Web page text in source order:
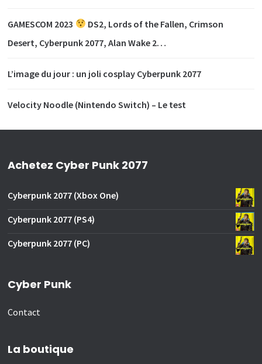
GAMESCOM 2023
DS2, Lords of the Fallen, Crimson
Desert, Cyberpunk 2077, Alan Wake 2…
L’image du jour : un joli cosplay Cyberpunk 2077
Velocity Noodle (Nintendo Switch) – Le test
Achetez Cyber Punk 2077
Cyberpunk 2077 (Xbox One)
Cyberpunk 2077 (PS4)
Cyberpunk 2077 (PC)
Cyber Punk
Contact
La boutique